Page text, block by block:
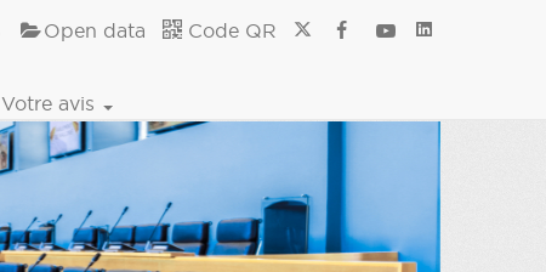
Open data Code QR
Votre avis